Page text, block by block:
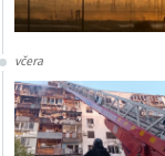
včera